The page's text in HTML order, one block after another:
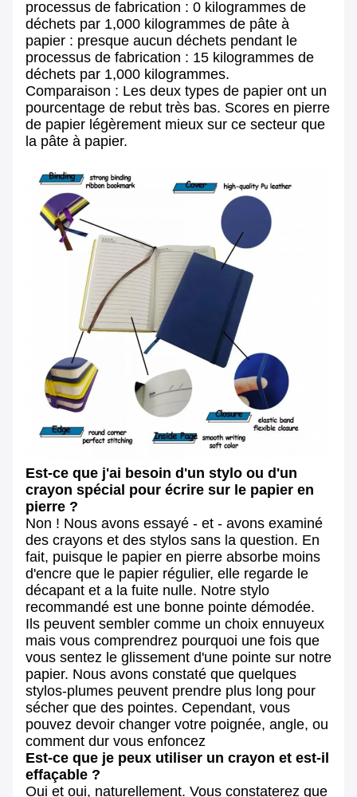
processus de fabrication : 0 kilogrammes de
déchets par 1,000 kilogrammes de pâte à
papier : presque aucun déchets pendant le
processus de fabrication : 15 kilogrammes de
déchets par 1,000 kilogrammes.
Comparaison : Les deux types de papier ont un
pourcentage de rebut très bas. Scores en pierre
de papier légèrement mieux sur ce secteur que
la pâte à papier.
Est-ce que j'ai besoin d'un stylo ou d'un
crayon spécial pour écrire sur le papier en
pierre ?
Non ! Nous avons essayé - et - avons examiné
des crayons et des stylos sans la question. En
fait, puisque le papier en pierre absorbe moins
d'encre que le papier régulier, elle regarde le
décapant et a la fuite nulle. Notre stylo
recommandé est une bonne pointe démodée.
Ils peuvent sembler comme un choix ennuyeux
mais vous comprendrez pourquoi une fois que
vous sentez le glissement d'une pointe sur notre
papier. Nous avons constaté que quelques
stylos-plumes peuvent prendre plus long pour
sécher que des pointes. Cependant, vous
pouvez devoir changer votre poignée, angle, ou
comment dur vous enfoncez
Est-ce que je peux utiliser un crayon et est-il
effaçable ?
Oui et oui, naturellement. Vous constaterez que